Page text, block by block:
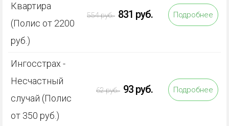
Квартира
(Полис от 2200
руб.)
554 руб. 831 руб. Подробнее
Ингосстрах -
Несчастный
случай (Полис
от 350 руб.)
62 руб. 93 руб. Подробнее